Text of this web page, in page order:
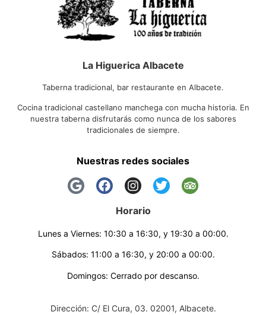
La Higuerica Albacete
Taberna tradicional, bar restaurante en Albacete.
Cocina tradicional castellano manchega con mucha historia. En
nuestra taberna disfrutarás como nunca de los sabores
tradicionales de siempre.
Nuestras redes sociales
Horario
Lunes a Viernes: 10:30 a 16:30, y 19:30 a 00:00.
Sábados: 11:00 a 16:30, y 20:00 a 00:00.
Domingos: Cerrado por descanso.
Dirección: C/ El Cura, 03. 02001, Albacete.